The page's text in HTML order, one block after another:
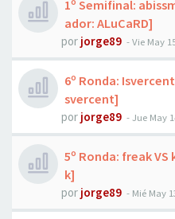
1º Semifinal:
ador: ALuCaRD]
por jorge89 -Vie May
6º Ronda:
svercent]
por jorge89 -Jue May
5º Ronda: freak
k]
por jorge89 - Mié May